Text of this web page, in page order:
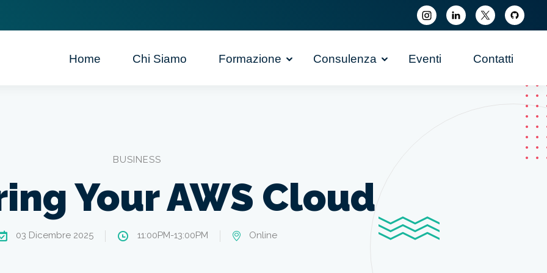
Home Chi Siamo Formazione Consulenza Eventi Contatti
BUSINESS
Your AWS Cloud
03 Dicembre 2025 11:00PM-13:00PM Online